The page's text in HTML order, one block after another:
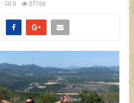
0 27706